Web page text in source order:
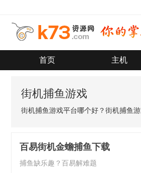
首页 主机
街机捕鱼游戏
街机捕鱼游戏平台哪个好？街机捕鱼
百易街机金蟾捕鱼下载
捕鱼缺乐趣？百易解难题